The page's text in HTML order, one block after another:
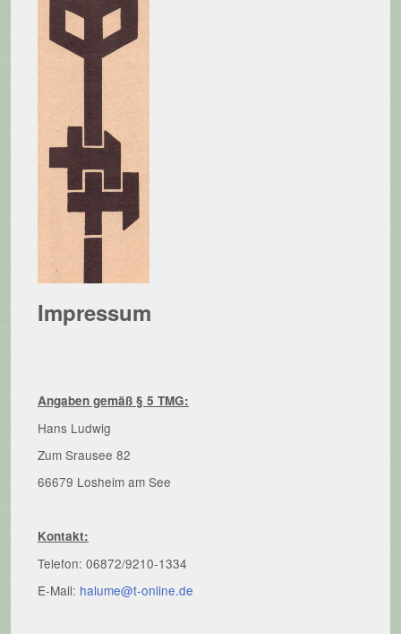
Impressum
Angaben gemäß § 5 TMG:
Hans Ludwig
Zum Srausee 82
66679 Losheim am See
Kontakt:
Telefon: 06872/9210-1334
E-Mail: halume@t-online.de